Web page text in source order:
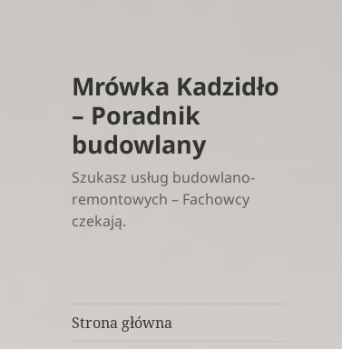
Mrówka Kadzidło
– Poradnik
budowlany
Szukasz usług budowlano-
remontowych – Fachowcy
czekają.
Strona główna